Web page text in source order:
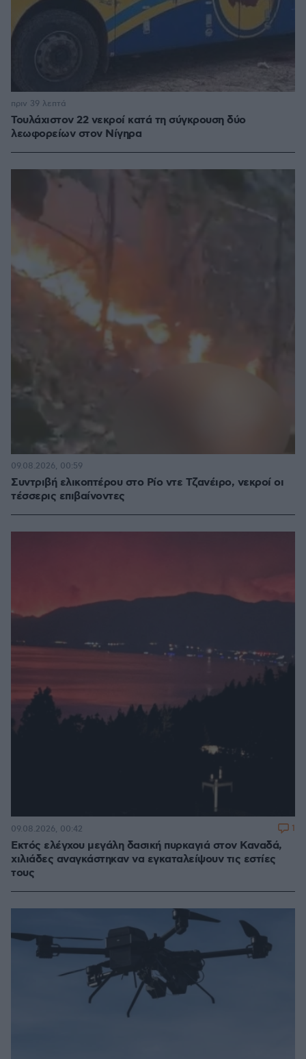
Τουλάχιστον 22 νεκροί κατά τη σύγκρουση δύο
λεωφορείων στον Νίγηρα
πριν 39 λεπτά
Συντριβή ελικοπτέρου στο Ρίο ντε Τζανέιρο, νεκροί οι
τέσσερις επιβαίνοντες
09.08.2026, 00:59
Εκτός ελέγχου μεγάλη δασική πυρκαγιά στον Καναδά,
χιλιάδες αναγκάστηκαν να εγκαταλείψουν τις εστίες
τους
09.08.2026, 00:42 1